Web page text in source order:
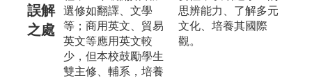
誤解
之處
選修如翻譯、文學
等；商用英文、貿易
英文等應用英文較
少，但本校鼓勵學生
雙主修、輔系，培養
思辨能力、了解多元
文化、培養其國際
觀。